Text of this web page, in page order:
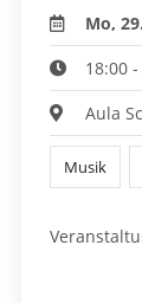
Mo,
18:00
Aula
Musik